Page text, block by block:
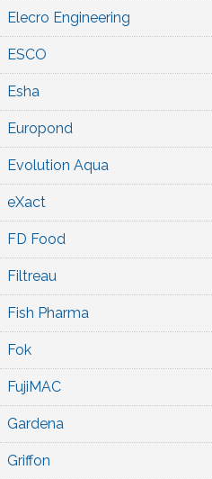
Elecro Engineering
ESCO
Esha
Europond
Evolution Aqua
eXact
FD Food
Filtreau
Fish Pharma
Fok
FujiMAC
Gardena
Griffon